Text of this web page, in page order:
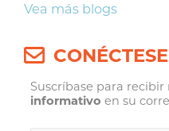
Vea más blogs
CONÉCTESE
Suscríbase para recibir
informativo en su